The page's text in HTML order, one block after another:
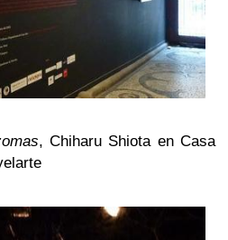
, Chiharu Shiota en Casa